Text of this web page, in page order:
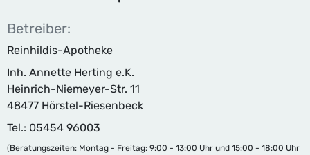
Betreiber:
Reinhildis-Apotheke
Inh. Annette Herting e.K.
Heinrich-Niemeyer-Str. 11
48477 Hörstel-Riesenbeck
Tel.: 05454 96003
(Beratungszeiten: Montag - Freitag: 9:00 - 13:00 Uhr und 15:00 - 18:00 Uhr